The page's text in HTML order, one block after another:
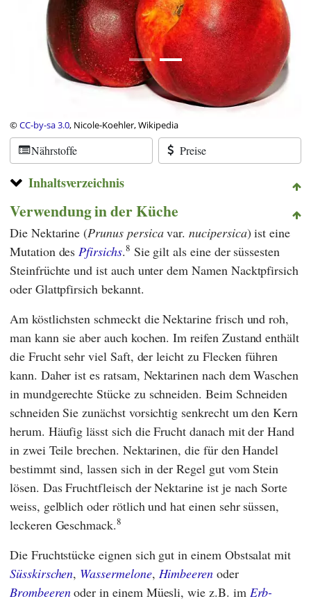
©CC-by-sa 3.0, Nicole-Koehler, Wikipedia
Nährstoffe Preise
Inhaltsverzeichnis
Verwendung in der Küche
Die Nektarine (Prunus persicavar. nucipersica) ist eine
Mutation desPfirsichs.8 Sie gilt als eine der süssesten
Steinfrüchte und ist auch unter dem Namen Nacktpfirsich
oder Glattpfirsich bekannt.
Am köstlichsten schmeckt die Nektarine frisch und roh,
man kann sie aber auch kochen. Im reifen Zustand enthält
die Frucht sehr viel Saft, der leicht zu Flecken führen
kann. Daher ist es ratsam, Nektarinen nach dem Waschen
in mundgerechte Stücke zu schneiden. Beim Schneiden
schneiden Sie zunächst vorsichtig senkrecht um den Kern
herum. Häufig lässt sich die Frucht danach mit der Hand
in zwei Teile brechen. Nektarinen, die für den Handel
bestimmt sind, lassen sich in der Regel gut vom Stein
lösen. Das Fruchtfleisch der Nektarine ist je nach Sorte
weiss, gelblich oder rötlich und hat einen sehr süssen,
leckeren Geschmack.8
Die Fruchtstücke eignen sich gut in einem Obstsalat mit
Süsskirschen, Wassermelone, Himbeeren oder
Brombeerenoder in einem Müesli, wie z.B. im Erb-